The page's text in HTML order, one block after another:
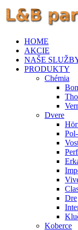
HOME
AKCIE
NAŠE
PRODUKTY
Chémia
Dvere
Dre
Koberce